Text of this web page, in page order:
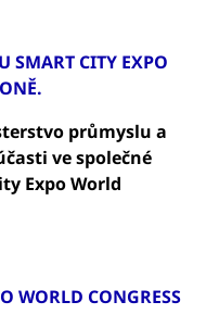
SMART CITY EXPO
průmyslu a
ve společné
Expo World
WORLD CONGRESS